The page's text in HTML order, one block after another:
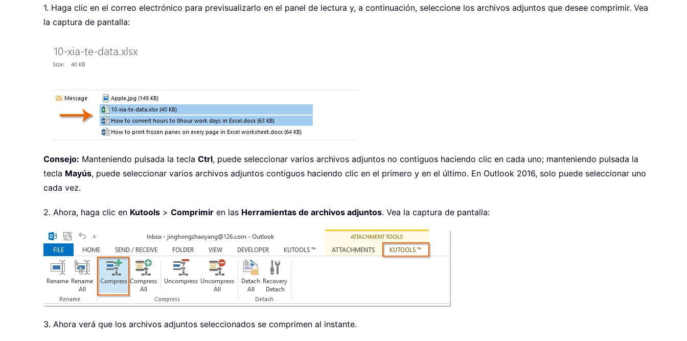
1. Haga clic en el correo electrónico para previsualizarlo en el panel de lectura y, a continuación, seleccione los archivos adjuntos que desee comprimir. Vea
la captura de pantalla:
Consejo: Manteniendo pulsada la tecla Ctrl, puede seleccionar varios archivos adjuntos no contiguos haciendo clic en cada uno; manteniendo pulsada la
tecla Mayús, puede seleccionar varios archivos adjuntos contiguos haciendo clic en el primero y en el último. En Outlook 2016, solo puede seleccionar uno
cada vez.
2. Ahora, haga clic en Kutools > Comprimir en las Herramientas de archivos adjuntos. Vea la captura de pantalla:
3. Ahora verá que los archivos adjuntos seleccionados se comprimen al instante.